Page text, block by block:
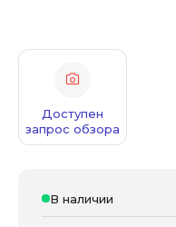
Доступен
запрос обзора
В наличии